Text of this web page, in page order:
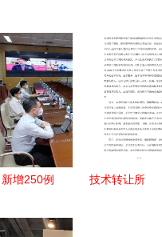
新增250例
进新冠疫苗
技术转让所